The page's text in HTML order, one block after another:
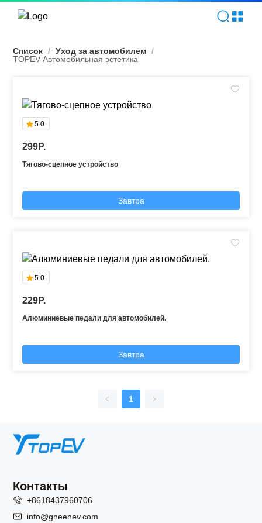
Список / Уход за автомобилем /
TOPEV Автомобильная эстетика
5.0
299P.
Тягово-сцепное устройство
Завтра
5.0
229P.
Алюминиевые педали для автомобилей.
Завтра
1
Контакты
+8618437960706
info@gneenev.com